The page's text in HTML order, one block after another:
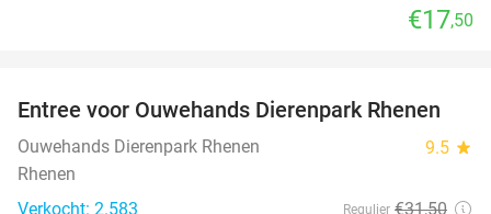
€17,50
19%
Entree voor Ouwehands Dierenpark Rhenen
Ouwehands Dierenpark Rhenen 9.5 star
Rhenen
Verkocht: 2.583
Regulier €31,50